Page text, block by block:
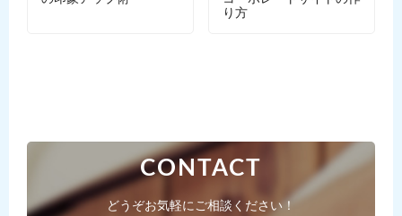
り方
CONTACT
どうぞお気軽にご相談ください！